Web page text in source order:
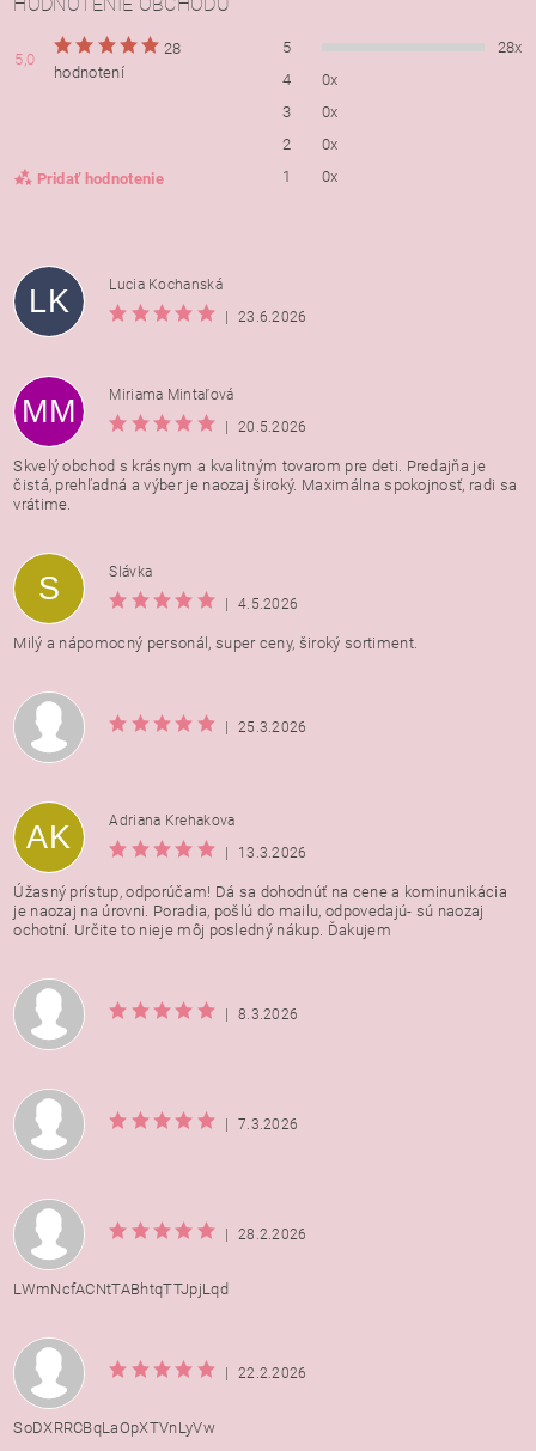
5,0
28
hodnotení
Pridať hodnotenie
5
28x
4
0x
3
0x
2
0x
1
0x
Vložením hodnotenie súhlasíte s
osobných údajov
LK
Lucia Kochanská
|
23.6.2026
MM
Miriama Mintaľová
|
20.5.2026
Skvelý obchod s krásnym a kvalitným tovarom pre deti. Predajňa je
čistá, prehľadná a výber je naozaj široký. Maximálna spokojnosť, radi sa
vrátime.
S
Slávka
|
4.5.2026
Milý a nápomocný personál, super ceny, široký sortiment.
| 25.3.2026
AK
Adriana Krehakova
|
13.3.2026
Úžasný prístup, odporúčam! Dá sa dohodnúť na cene a kominunikácia
je naozaj na úrovni. Poradia, pošlú do mailu, odpovedajú- sú naozaj
ochotní. Určite to nieje môj posledný nákup. Ďakujem
| 8.3.2026
| 7.3.2026
| 28.2.2026
LWmNcfACNtTABhtqTTJpjLqd
| 22.2.2026
SoDXRRCBqLaOpXTVnLyVw